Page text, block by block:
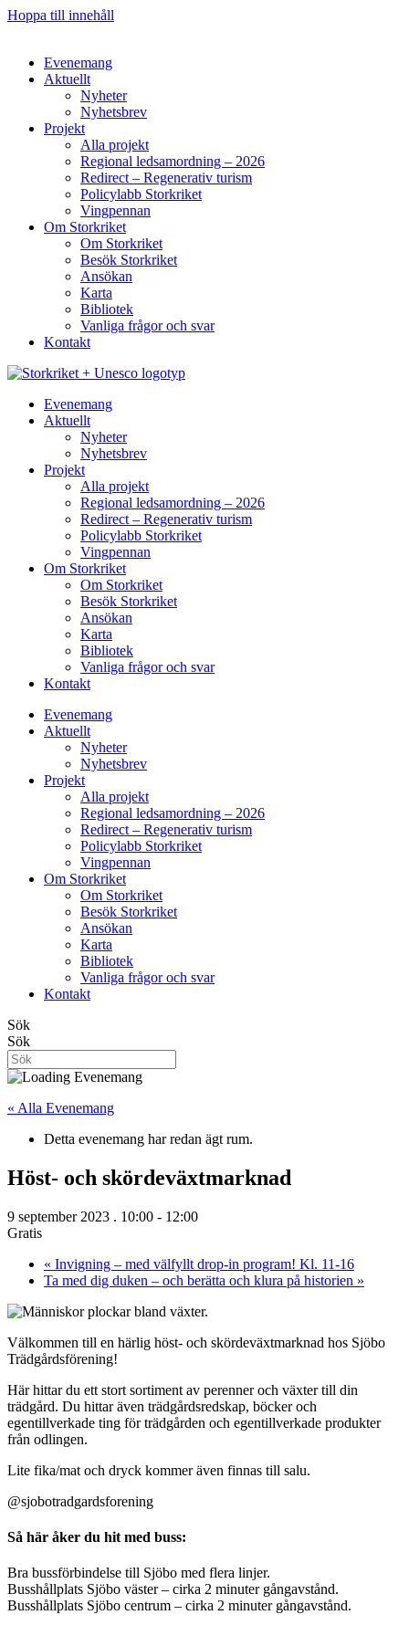
Hoppa till innehåll
Evenemang
Aktuellt
Nyheter
Nyhetsbrev
Projekt
Alla projekt
Regional ledsamordning – 2026
Redirect – Regenerativ turism
Policylabb Storkriket
Vingpennan
Om Storkriket
Om Storkriket
Besök Storkriket
Ansökan
Karta
Bibliotek
Vanliga frågor och svar
Kontakt
Evenemang
Aktuellt
Nyheter
Nyhetsbrev
Projekt
Alla projekt
Regional ledsamordning – 2026
Redirect – Regenerativ turism
Policylabb Storkriket
Vingpennan
Om Storkriket
Om Storkriket
Besök Storkriket
Ansökan
Karta
Bibliotek
Vanliga frågor och svar
Kontakt
Evenemang
Aktuellt
Nyheter
Nyhetsbrev
Projekt
Alla projekt
Regional ledsamordning – 2026
Redirect – Regenerativ turism
Policylabb Storkriket
Vingpennan
Om Storkriket
Om Storkriket
Besök Storkriket
Ansökan
Karta
Bibliotek
Vanliga frågor och svar
Kontakt
Sök
Sök
« Alla Evenemang
Detta evenemang har redan ägt rum.
Höst- och skördeväxtmarknad
9 september 2023 . 10:00 - 12:00
Gratis
« Invigning – med välfyllt drop-in program! Kl. 11-16
Ta med dig duken – och berätta och klura på historien »
Välkommen till en härlig höst- och skördeväxtmarknad hos Sjöbo
Trädgårdsförening!
Här hittar du ett stort sortiment av perenner och växter till din
trädgård. Du hittar även trädgårdsredskap, böcker och
egentillverkade ting för trädgården och egentillverkade produkter
från odlingen.
Lite fika/mat och dryck kommer även finnas till salu.
@sjobotradgardsforening
Så här åker du hit med buss:
Bra bussförbindelse till Sjöbo med flera linjer.
Busshållplats Sjöbo väster – cirka 2 minuter gångavstånd.
Busshållplats Sjöbo centrum – cirka 2 minuter gångavstånd.